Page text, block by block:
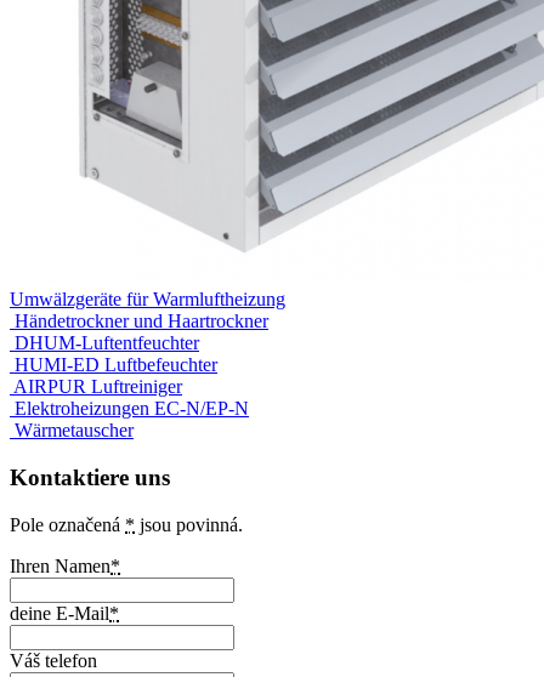
Umwälzgeräte für Warmluftheizung
Händetrockner und Haartrockner
DHUM-Luftentfeuchter
HUMI-ED Luftbefeuchter
AIRPUR Luftreiniger
Elektroheizungen EC-N/EP-N
Wärmetauscher
Kontaktiere uns
Pole označená * jsou povinná.
Ihren Namen*
deine E-Mail*
Váš telefon